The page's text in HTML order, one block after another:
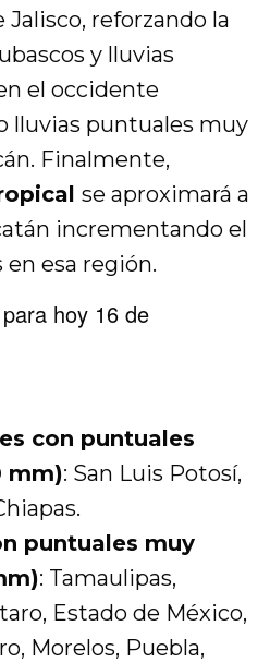
Jalisco, reforzando la
y lluvias
el occidente
lluvias puntuales muy
Finalmente,
se aproximará a
incrementando el
esa región.
hoy 16 de
con puntuales
mm): San Luis Potosí,
puntuales muy
: Tamaulipas,
Estado de México,
Morelos, Puebla,